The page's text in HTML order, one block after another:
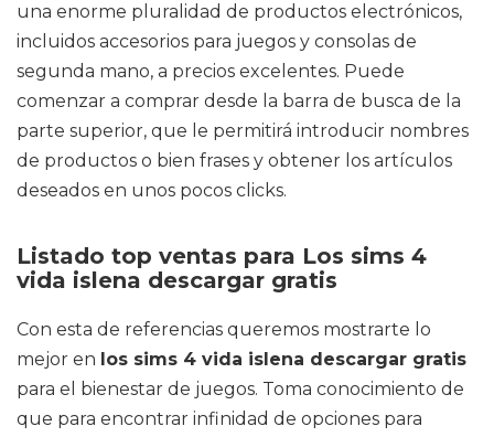
una enorme pluralidad de productos electrónicos,
incluidos accesorios para juegos y consolas de
segunda mano, a precios excelentes. Puede
comenzar a comprar desde la barra de busca de la
parte superior, que le permitirá introducir nombres
de productos o bien frases y obtener los artículos
deseados en unos pocos clicks.
Listado top ventas para Los sims 4
vida islena descargar gratis
Con esta de referencias queremos mostrarte lo
mejor en los sims 4 vida islena descargar gratis
para el bienestar de juegos. Toma conocimiento de
que para encontrar infinidad de opciones para